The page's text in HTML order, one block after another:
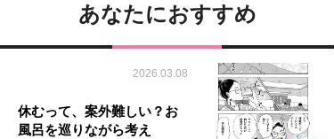
あなたにおすすめ
2026.03.08
休むって、案外難しい？お
風呂を巡りながら考え